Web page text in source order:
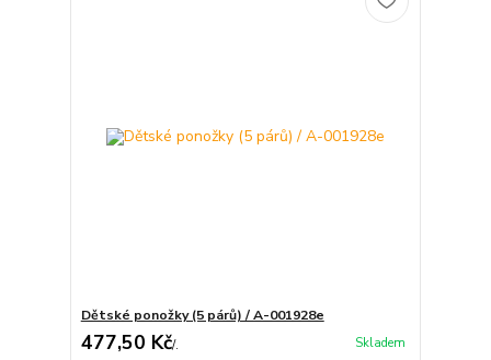
Dětské ponožky (5 párů) / A-001928e
477,50 Kč/. Skladem